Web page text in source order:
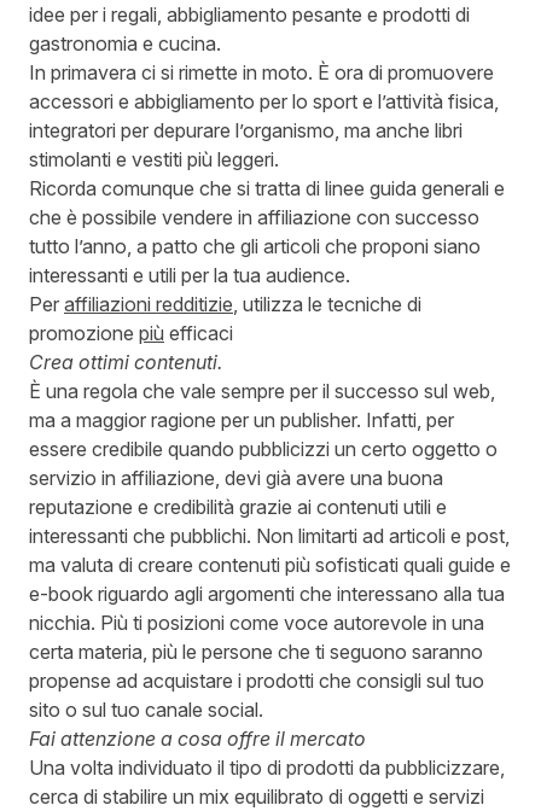
idee per i regali, abbigliamento pesante e prodotti di
gastronomia e cucina.
In primavera ci si rimette in moto. È ora di promuovere
accessori e abbigliamento per lo sport e l’attività fisica,
integratori per depurare l’organismo, ma anche libri
stimolanti e vestiti più leggeri.
Ricorda comunque che si tratta di linee guida generali e
che è possibile vendere in affiliazione con successo
tutto l’anno, a patto che gli articoli che proponi siano
interessanti e utili per la tua audience.
Per affiliazioni redditizie , utilizza le tecniche di
promozione più efficaci
Crea ottimi contenuti.
È una regola che vale sempre per il successo sul web,
ma a maggior ragione per un publisher. Infatti, per
essere credibile quando pubblicizzi un certo oggetto o
servizio in affiliazione, devi già avere una buona
reputazione e credibilità grazie ai contenuti utili e
interessanti che pubblichi. Non limitarti ad articoli e post,
ma valuta di creare contenuti più sofisticati quali guide e
e-book riguardo agli argomenti che interessano alla tua
nicchia. Più ti posizioni come voce autorevole in una
certa materia, più le persone che ti seguono saranno
propense ad acquistare i prodotti che consigli sul tuo
sito o sul tuo canale social.
Fai attenzione a cosa offre il mercato
Una volta individuato il tipo di prodotti da pubblicizzare,
cerca di stabilire un mix equilibrato di oggetti e servizi